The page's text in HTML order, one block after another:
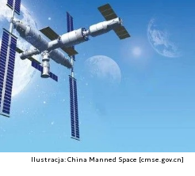
Ilustracja: China Manned Space [cmse.gov.cn]